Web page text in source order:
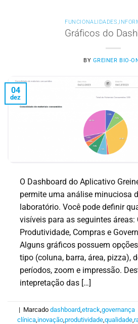
FUNCIONALIDADES,
Gráficos do
BY GREINER BIO-
04
dez
O Dashboard do Aplicativo
permite uma análise minuciosa
laboratório. Você pode definir
visíveis para as seguintes áreas:
Produtividade, Compras e
Alguns gráficos possuem
tipo (coluna, barra, área, pizza),
períodos, zoom e impressão.
intepretação das […]
| Marcadodashboard ,etrack ,governança
clínica inovação ,produtividade ,qualidade ,